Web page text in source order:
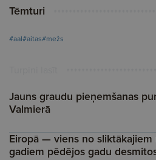
Tēmturi
#aal#aitas#mežs
Jauns graudu pieņemšanas
Valmierā
Eiropā — viens no sliktākajiem
gadiem pēdējos gadu